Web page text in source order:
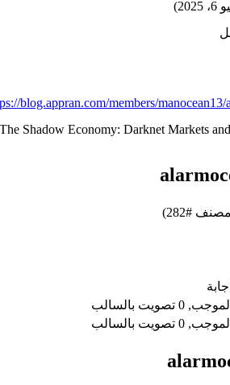
https://blog.appran.com/members/
The Shadow Economy: Darknet Markets
#
282
)
0تصويت بالسالب
0تصويت بالسالب